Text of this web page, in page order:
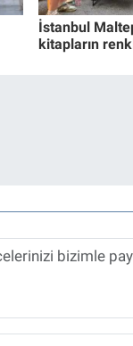
İstanbul
kitapların